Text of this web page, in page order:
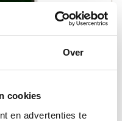
Over
cookies
en advertenties te